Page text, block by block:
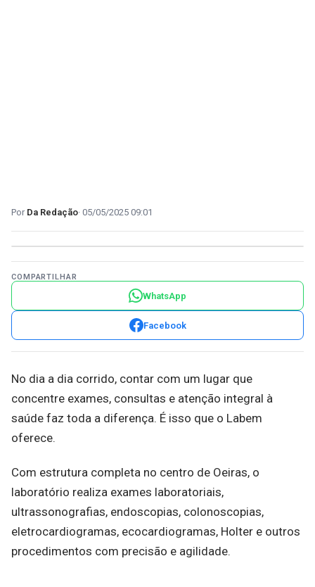
Da Redação 05/05/2025 09:01
COMPARTILHAR
WhatsApp
Facebook
No dia a dia corrido, contar com um lugar que
concentre exames, consultas e atenção integral à
saúde faz toda a diferença. É isso que o Labem
oferece.
Com estrutura completa no centro de Oeiras, o
laboratório realiza exames laboratoriais,
ultrassonografias, endoscopias, colonoscopias,
eletrocardiogramas, ecocardiogramas, Holter e outros
procedimentos com precisão e agilidade.